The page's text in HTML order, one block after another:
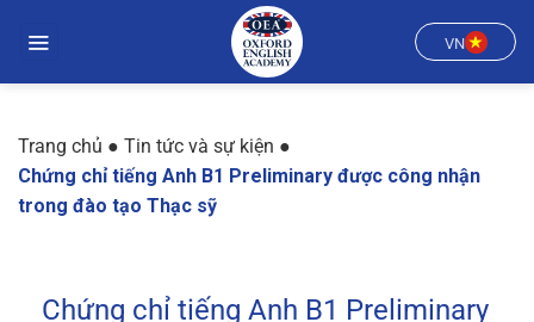
đến
VN
Trang chủ ● Tin tức và sự kiện ●
Chứng chỉ tiếng Anh B1 Preliminary được công nhận
trong đào tạo Thạc sỹ
Chứng chỉ tiếng Anh B1 Preliminary